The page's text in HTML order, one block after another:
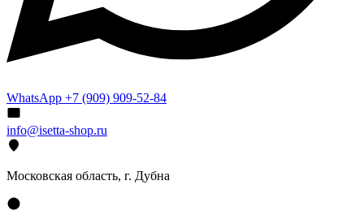
WhatsApp +7 (909) 909-52-84
info@isetta-shop.ru
Московская область, г. Дубна